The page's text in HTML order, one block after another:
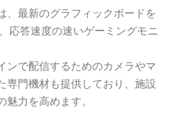
、最新のグラフィックボードを
応答速度の速いゲーミングモニ
ンで配信するためのカメラやマ
専門機材も提供しており、施設
力を高めます。